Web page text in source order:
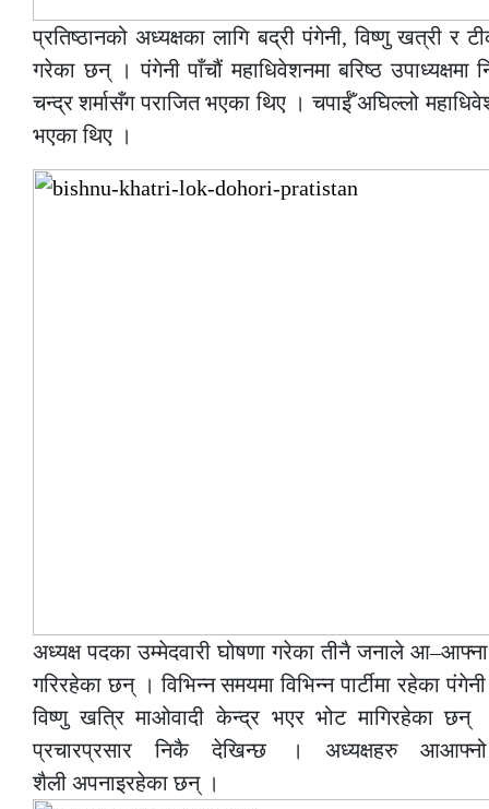
प्रतिष्ठानको अध्यक्षका लागि बद्री पंगेनी, विष्णु खत्री र
गरेका छन् । पंगेनी पाँचौं महाधिवेशनमा बरिष्ठ उपाध्यक्षमा
चन्द्र शर्मासँग पराजित भएका थिए । चपाईँ अघिल्लो
भएका थिए ।
अध्यक्ष पदका उम्मेदवारी घोषणा गरेका तीनै जनाले आ–आफ्ना
गरिरहेका छन् । विभिन्न समयमा विभिन्न पार्टीमा रहेका
विष्णु खत्रि माओवादी केन्द्र भएर भोट मागिरहेका छन्
प्रचारप्रसार निकै देखिन्छ । अध्यक्षहरु आआफ्नो
शैली अपनाइरहेका छन् ।